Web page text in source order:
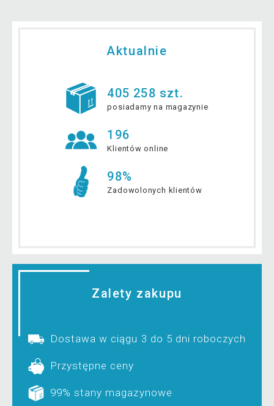
Aktualnie
405 258 szt.
posiadamy na magazynie
196
Klientów online
98%
Zadowolonych klientów
Zalety zakupu
Dostawa w ciągu 3 do 5 dni roboczych
Przystępne ceny
99% stany magazynowe